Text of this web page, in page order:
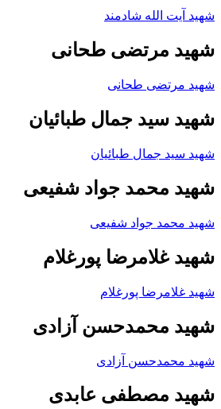
شهید آیت الله شادمند
شهید مرتضی طحانی
شهید مرتضی طحانی
شهید سید جمال طبائیان
شهید سید جمال طبائیان
شهید محمد جواد شفیعی
شهید محمد جواد شفیعی
شهید غلامرضا پورغلام
شهید غلامرضا پورغلام
شهید محمدحسن آزادی
شهید محمدحسن آزادی
شهید مصطفی عابدی